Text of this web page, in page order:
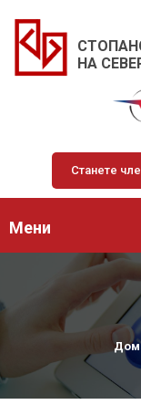
НА
Станете
Мени